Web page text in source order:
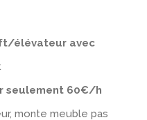
élévateur avec
seulement 60€/h
monte meuble pas